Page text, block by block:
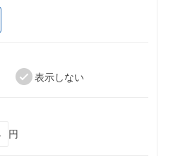
表示しない
円